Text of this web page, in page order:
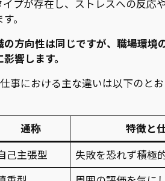
プが存在し、ストレスへの反応
。
方向性は同じですが、職場環境
響します。
仕事における主な違いは以下のと
通称
特徴と
己主張型
失敗を恐れず積極